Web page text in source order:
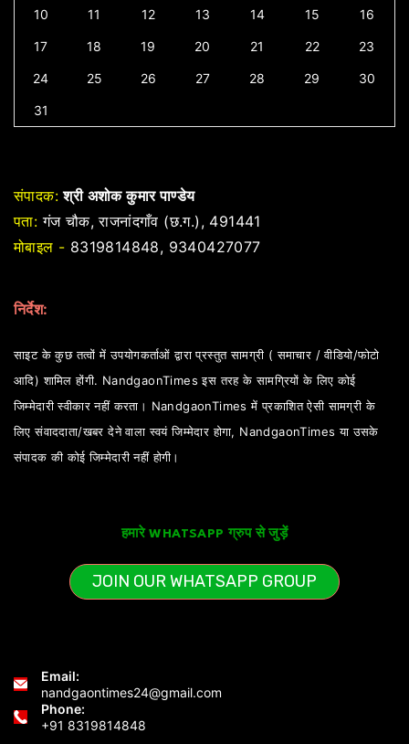
10 11 12 13 14 15 16
17 18 19 20 21 22 23
24 25 26 27 28 29 30
31
संपादक: श्री अशोक कुमार पाण्डेय
पता: गंज चौक, राजनांदगाँव (छ.ग.), 491441
मोबाइल - 8319814848, 9340427077
निर्देश:
साइट के कुछ तत्वों में उपयोगकर्ताओं द्वारा प्रस्तुत सामग्री ( समाचार / वीडियो/फोटो
आदि) शामिल होंगी. NandgaonTimes इस तरह के सामग्रियों के लिए कोई
जिम्मेदारी स्वीकार नहीं करता। NandgaonTimes में प्रकाशित ऐसी सामग्री के
लिए संवाददाता/खबर देने वाला स्वयं जिम्मेदार होगा, NandgaonTimes या उसके
संपादक की कोई जिम्मेदारी नहीं होगी।
हमारे WHATSAPP ग्रुप से जुड़ें
JOIN OUR WHATSAPP GROUP
Email:
nandgaontimes24@gmail.com
Phone:
+91 8319814848